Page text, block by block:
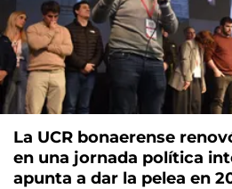
La UCR bonaerense
en una jornada política
apunta a dar la pelea en